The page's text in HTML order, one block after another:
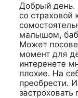
Добрый день.
со страховой
малышом,
Может
момент для
интеренете
плохие. На
преобрести.
застроховать